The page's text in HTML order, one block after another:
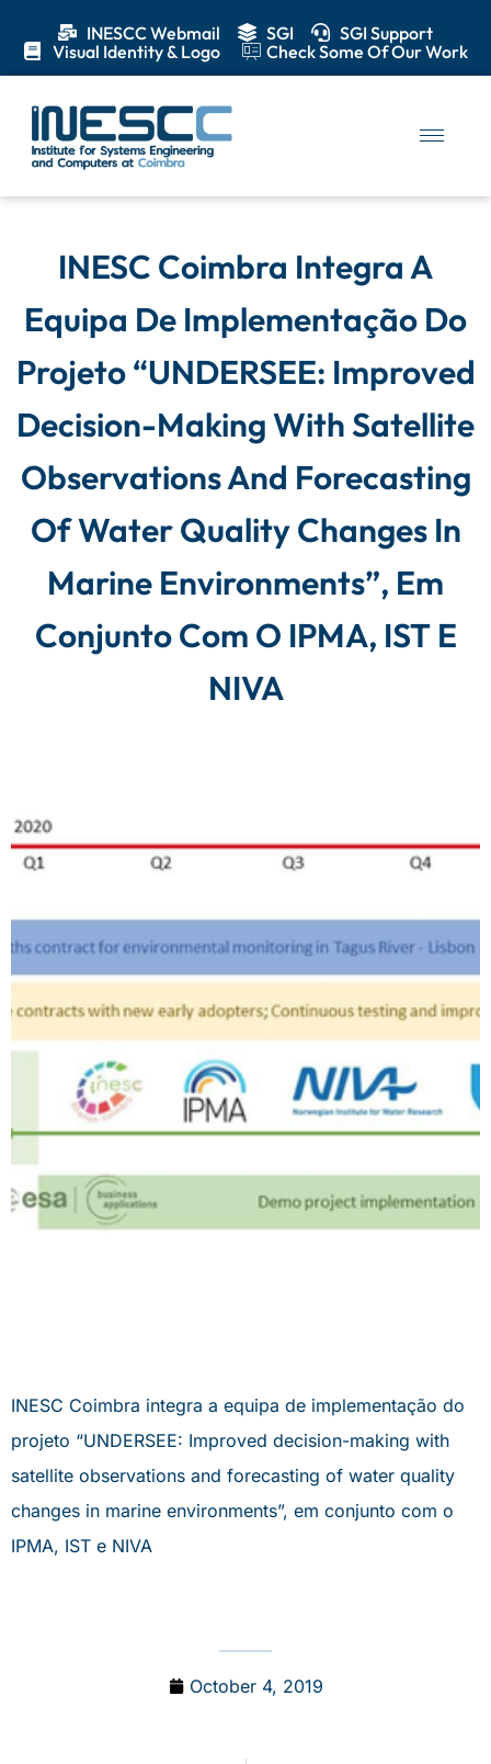
INESCC Webmail SGI
SGI Support
Visual Identity & Logo
Check Some Of Our Work
INESC Coimbra Integra A
Equipa De Implementação Do
Projeto “UNDERSEE: Improved
Decision-Making With Satellite
Observations And Forecasting
Of Water Quality Changes In
Marine Environments”, Em
Conjunto Com O IPMA, IST E
NIVA
INESC Coimbra integra a equipa de implementação do
projeto “UNDERSEE: Improved decision-making with
satellite observations and forecasting of water quality
changes in marine environments”, em conjunto com o
IPMA, IST e NIVA
October 4, 2019